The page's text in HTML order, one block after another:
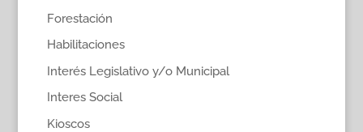
Forestación
Habilitaciones
Interés Legislativo y/o Municipal
Interes Social
Kioscos